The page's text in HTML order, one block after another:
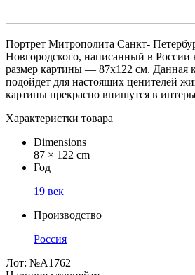
Портрет Митрополита Санкт-
Новгородского, написанный в России
размер картины — 87х122 см. Данная
подойдет для настоящих ценителей
картины прекрасно впишутся в
Характеристки товара
Dimensions
87 × 122 cm
Год
19 век
Производство
Россия
Лот: №A1762